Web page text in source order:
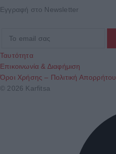
Εγγραφή στο Newsletter
Ταυτότητα
Επικοινωνία & Διαφήμιση
Όροι Χρήσης – Πολιτική Απορρήτου
© 2026 Karfitsa